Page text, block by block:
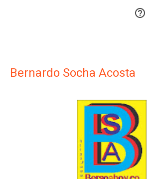

Bernardo Socha Acosta